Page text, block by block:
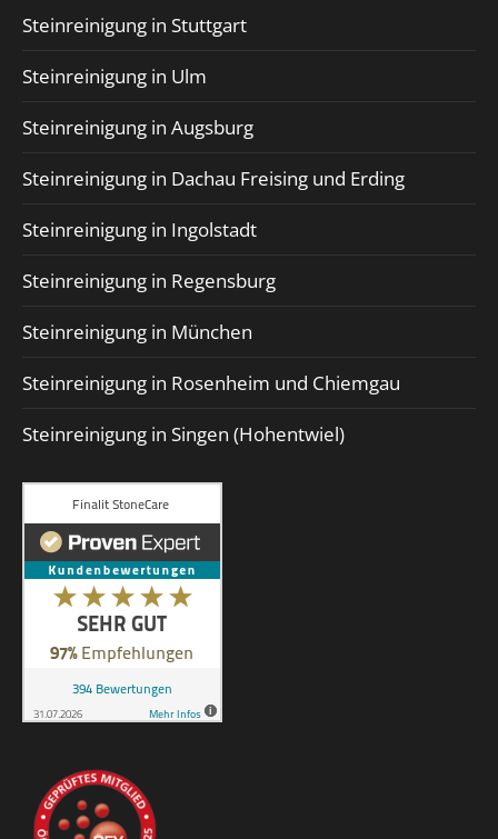
Steinreinigung in Stuttgart
Steinreinigung in Ulm
Steinreinigung in Augsburg
Steinreinigung in Dachau Freising und Erding
Steinreinigung in Ingolstadt
Steinreinigung in Regensburg
Steinreinigung in München
Steinreinigung in Rosenheim und Chiemgau
Steinreinigung in Singen (Hohentwiel)